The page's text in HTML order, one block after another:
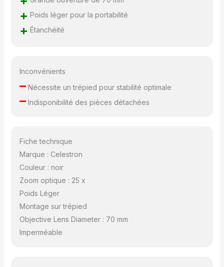
+ Poids léger pour la portabilité
+ Étanchéité
Inconvénients
– Nécessite un trépied pour stabilité optimale
– Indisponibilité des pièces détachées
Fiche technique
Marque : Celestron
Couleur : noir
Zoom optique : 25 x
Poids Léger
Montage sur trépied
Objective Lens Diameter : 70 mm
Imperméable